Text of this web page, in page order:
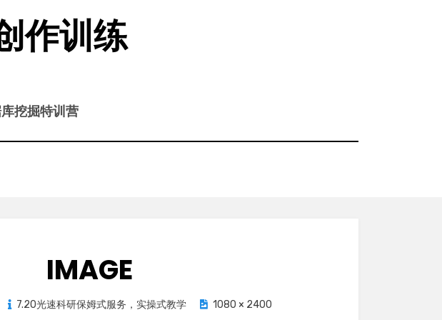
作训练
挖掘特训营
IMAGE
7.20光速科研保姆式服务，实操式教学 1080 × 2400